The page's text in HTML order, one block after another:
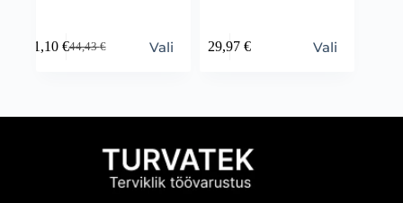
44,43€
31,10 € Vali 29,97€ Vali